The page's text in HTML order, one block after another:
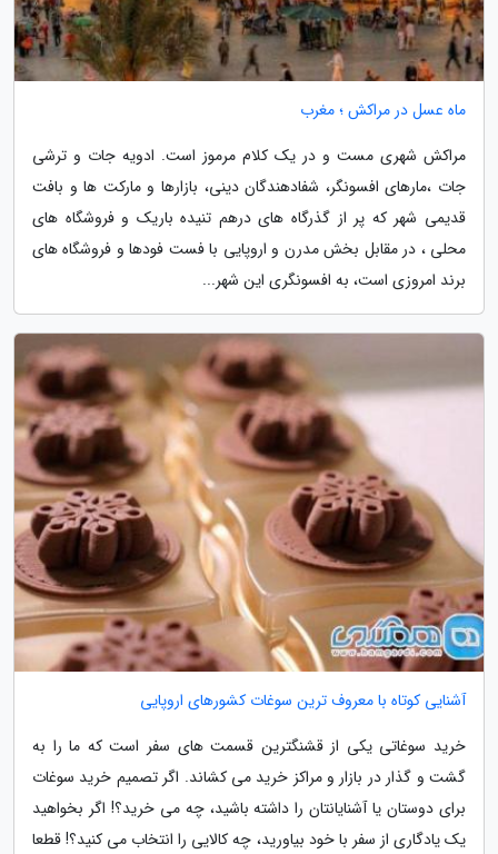
ماه عسل در مراکش ؛ مغرب
مراکش شهری مست و در یک کلام مرموز است. ادویه جات و ترشی
جات ،مارهای افسونگر، شفادهندگان دینی، بازارها و مارکت ها و بافت
قدیمی شهر که پر از گذرگاه های درهم تنیده باریک و فروشگاه های
محلی ، در مقابل بخش مدرن و اروپایی با فست فودها و فروشگاه های
برند امروزی است، به افسونگری این شهر...
آشنایی کوتاه با معروف ترین سوغات کشورهای اروپایی
خرید سوغاتی یکی از قشنگترین قسمت های سفر است که ما را به
گشت و گذار در بازار و مراکز خرید می کشاند. اگر تصمیم خرید سوغات
برای دوستان یا آشنایانتان را داشته باشید، چه می خرید؟! اگر بخواهید
یک یادگاری از سفر با خود بیاورید، چه کالایی را انتخاب می کنید؟! قطعا